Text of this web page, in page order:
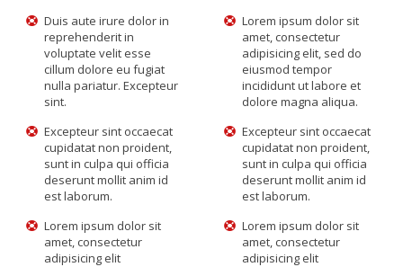
Duis aute irure dolor in
reprehenderit in
voluptate velit esse
cillum dolore eu fugiat
nulla pariatur. Excepteur
sint.
Lorem ipsum dolor sit
amet, consectetur
adipisicing elit, sed do
eiusmod tempor
incididunt ut labore et
dolore magna aliqua.
Excepteur sint occaecat
cupidatat non proident,
sunt in culpa qui officia
deserunt mollit anim id
est laborum.
Excepteur sint occaecat
cupidatat non proident,
sunt in culpa qui officia
deserunt mollit anim id
est laborum.
Lorem ipsum dolor sit
amet, consectetur
adipisicing elit
Lorem ipsum dolor sit
amet, consectetur
adipisicing elit